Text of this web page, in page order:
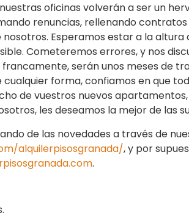
oficinas volverán a ser un
renuncias, rellenando
nosotros. Esperamos estar a la
Cometeremos errores, y nos
francamente, serán unos meses de
cualquier forma, confiamos en que
de vuestros nuevos apartamentos,
les deseamos la mejor de las
de las novedades a través de
alquilerpisosgranada/, y por
.